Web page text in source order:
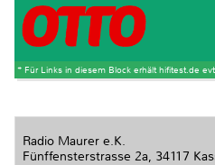
* Für Links in diesem Block erhält hifitest.de
Radio Maurer e.K.
Fünffensterstrasse 2a, 34117